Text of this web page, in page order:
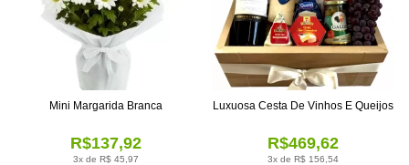
3x de R$ 45,97
R$137,92
Mini Margarida Branca
3x de R$ 156,54
R$469,62
Luxuosa Cesta De Vinhos E Queijos